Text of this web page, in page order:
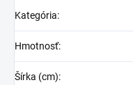
Kategória:
Hmotnosť:
Šírka (cm):